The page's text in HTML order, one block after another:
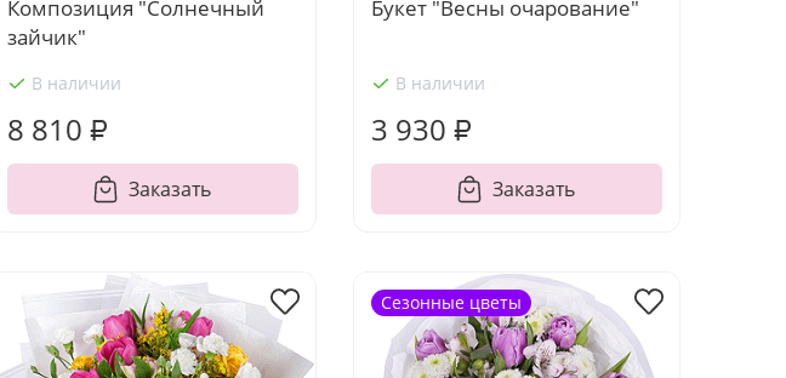
Композиция "Солнечный
зайчик"
В наличии
8 810 ₽
Заказать
Букет "Весны очарование"
В наличии
3 930 ₽
Заказать
Сезонные цветы